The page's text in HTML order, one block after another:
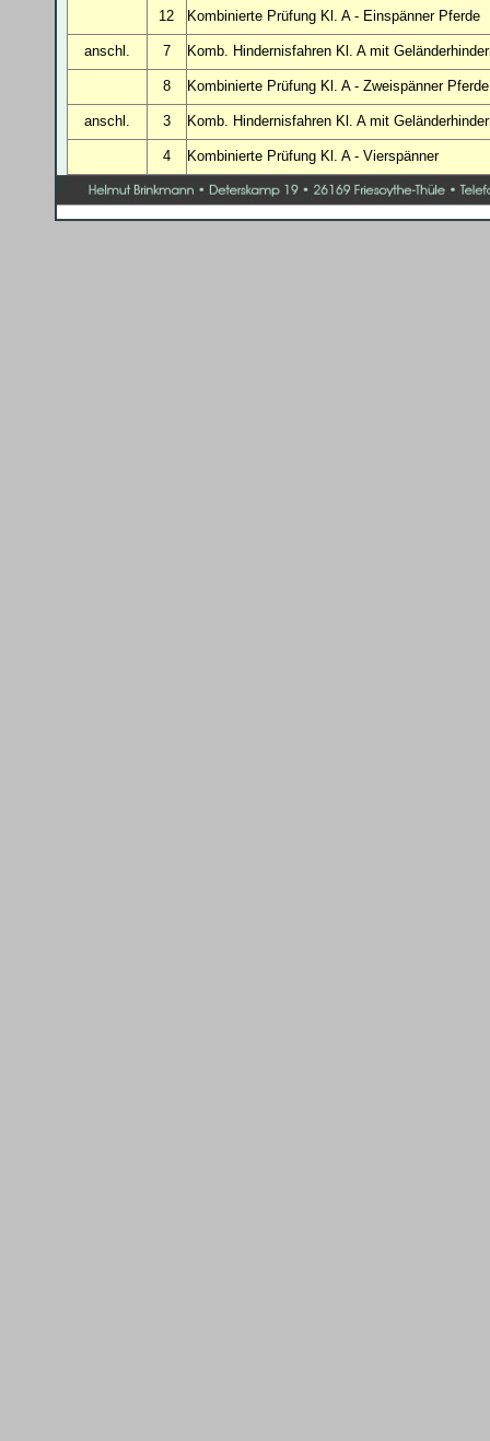
12 Kombinierte Prüfung Kl. A - Einspänner Pferde
anschl. 7 Komb. Hindernisfahren Kl. A mit
8 Kombinierte Prüfung Kl. A - Zweispänner Pferde
anschl. 3 Komb. Hindernisfahren Kl. A mit
4 Kombinierte Prüfung Kl. A - Vierspänner